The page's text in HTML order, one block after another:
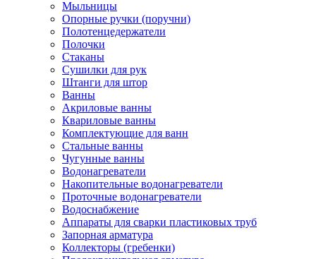
Мыльницы
Опорные ручки (поручни)
Полотенцедержатели
Полочки
Стаканы
Сушилки для рук
Штанги для штор
Ванны
Акриловые ванны
Квариловые ванны
Комплектующие для ванн
Стальные ванны
Чугунные ванны
Водонагреватели
Накопительные водонагреватели
Проточные водонагреватели
Водоснабжение
Аппараты для сварки пластиковых труб
Запорная арматура
Коллекторы (гребенки)